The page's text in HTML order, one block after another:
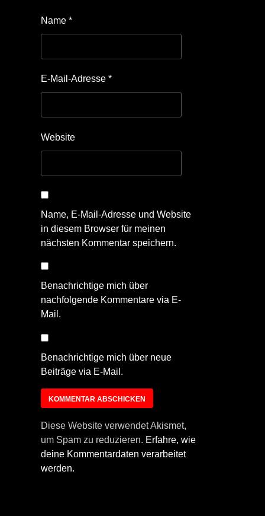
Name *
E-Mail-Adresse *
Website
Name, E-Mail-Adresse und Website
in diesem Browser für meinen
nächsten Kommentar speichern.
Benachrichtige mich über
nachfolgende Kommentare via E-
Mail.
Benachrichtige mich über neue
Beiträge via E-Mail.
Diese Website verwendet Akismet,
um Spam zu reduzieren. Erfahre, wie
deine Kommentardaten verarbeitet
werden.